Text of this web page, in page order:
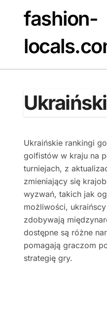
contentfashion-
Ukraińskie rankingi
golfistów w kraju na
turniejach, z
zmieniający się
wyzwań, takich jak
możliwości,
zdobywają
dostępne są różne
pomagają graczom
strategię gry.